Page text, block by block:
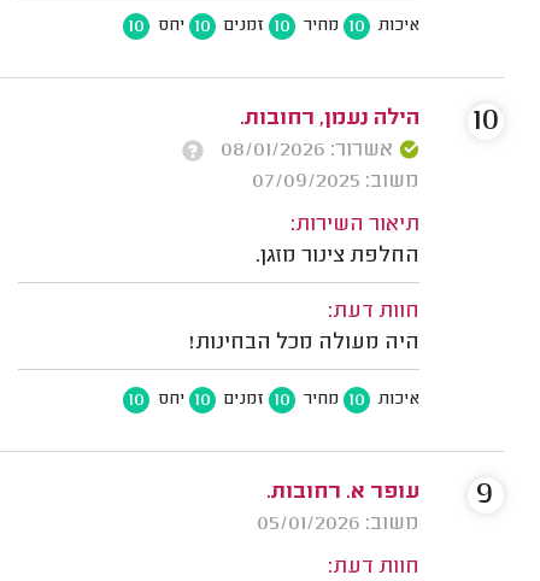
איכות 10 מחיר 10 זמנים 10 יחס 10
הילה נעמן, רחובות.
אשרור: 08/01/2026
משוב: 07/09/2025
תיאור השירות:
החלפת צינור מזגן.
חוות דעת:
היה מעולה מכל הבחינות!
איכות 10 מחיר 10 זמנים 10 יחס 10
10
עופר א. רחובות.
משוב: 05/01/2026
חוות דעת:
9